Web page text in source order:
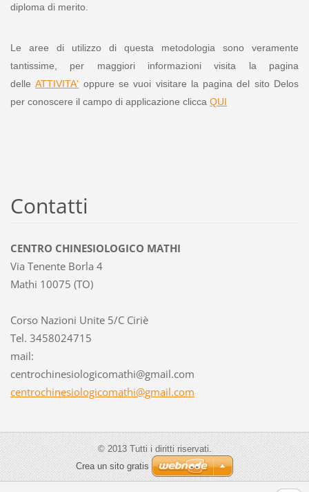
diploma di merito.
Le aree di utilizzo di questa metodologia sono veramente
tantissime, per maggiori informazioni visita la pagina
delleATTIVITA' oppure se vuoi visitare la pagina del sito Delos
per conoscere il campo di applicazione clicca QUI
Contatti
CENTRO CHINESIOLOGICO MATHI
Via Tenente Borla 4
Mathi 10075 (TO)
Corso Nazioni Unite 5/C Ciriè
Tel. 3458024715
mail:
centrochinesiologicomathi@gmail.com
centrochinesiologicomathi@gmail.com
© 2013 Tutti i diritti riservati.
Crea un sito gratis